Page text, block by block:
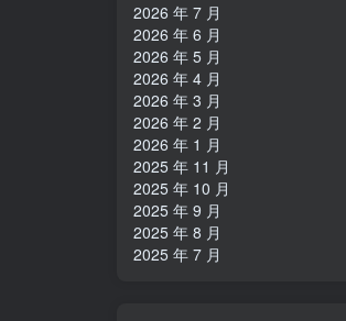
2026 年 7 月
2026 年 6 月
2026 年 5 月
2026 年 4 月
2026 年 3 月
2026 年 2 月
2026 年 1 月
2025 年 11 月
2025 年 10 月
2025 年 9 月
2025 年 8 月
2025 年 7 月